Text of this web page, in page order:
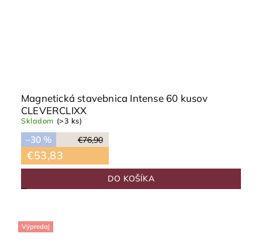
Magnetická stavebnica Intense 60 kusov
CLEVERCLIXX
Skladom (>3 ks)
€76,90
–30 %
€53,83
DO KOŠÍKA
Výpredaj